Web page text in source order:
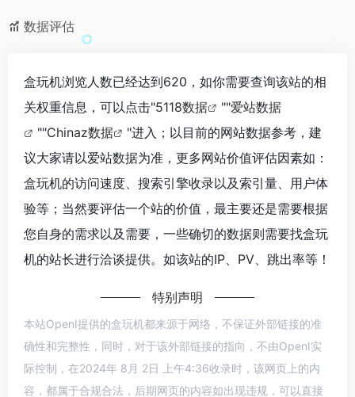
数据评估
盒玩机浏览人数已经达到620，如你需要查询该站的相
关权重信息，可以点击"5118数据 ""爱站数据
""Chinaz数据
"进入；以目前的网站数据参考，建
议大家请以爱站数据为准，更多网站价值评估因素如：
盒玩机的访问速度、搜索引擎收录以及索引量、用户体
验等；当然要评估一个站的价值，最主要还是需要根据
您自身的需求以及需要，一些确切的数据则需要找盒玩
机的站长进行洽谈提供。如该站的IP、PV、跳出率等！
特别声明
本站OpenI提供的盒玩机都来源于网络，不保证外部链接的准
确性和完整性，同时，对于该外部链接的指向，不由OpenI实
际控制，在2024年 8月 2日 上午4:36收录时，该网页上的内
容，都属于合规合法，后期网页的内容如出现违规，可以直接